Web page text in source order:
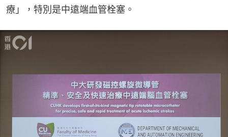
療」，特別是中遠端血管栓塞。